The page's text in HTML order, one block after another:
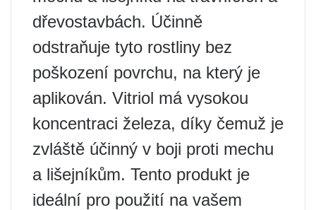
dřevostavbách. Účinně
odstraňuje tyto rostliny bez
poškození povrchu, na který je
aplikován. Vitriol má vysokou
koncentraci železa, díky čemuž je
zvláště účinný v boji proti mechu
a lišejníkům. Tento produkt je
ideální pro použití na vašem